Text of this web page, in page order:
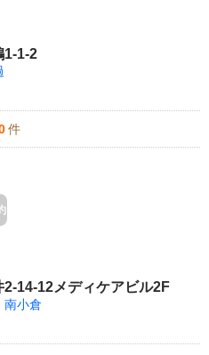
1-1-2
件
2-14-12メディケアビル2F
南小倉